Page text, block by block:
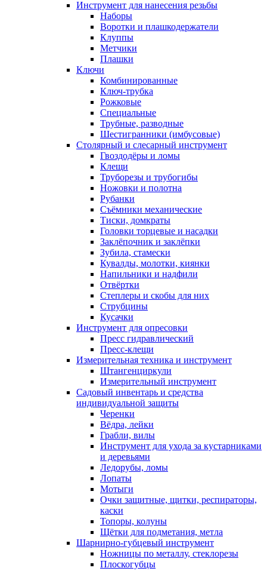
Инструмент для нанесения резьбы
Наборы
Воротки и плашкодержатели
Клуппы
Метчики
Плашки
Ключи
Комбинированные
Ключ-трубка
Рожковые
Специальные
Трубные, разводные
Шестигранники (имбусовые)
Столярный и слесарный инструмент
Гвоздодёры и ломы
Клещи
Труборезы и трубогибы
Ножовки и полотна
Рубанки
Съёмники механические
Тиски, домкраты
Головки торцевые и насадки
Заклёпочник и заклёпки
Зубила, стамески
Кувалды, молотки, киянки
Напильники и надфили
Отвёртки
Степлеры и скобы для них
Струбцины
Кусачки
Инструмент для опресовки
Пресс гидравлический
Пресс-клещи
Измерительная техника и инструмент
Штангенциркули
Измерительный инструмент
Садовый инвентарь и средства
индивидуальной защиты
Черенки
Вёдра, лейки
Грабли, вилы
Инструмент для ухода за кустарниками
и деревьями
Ледорубы, ломы
Лопаты
Мотыги
Очки защитные, щитки, респираторы,
каски
Топоры, колуны
Щётки для подметания, метла
Шарнирно-губцевый инструмент
Ножницы по металлу, стеклорезы
Плоскогубцы